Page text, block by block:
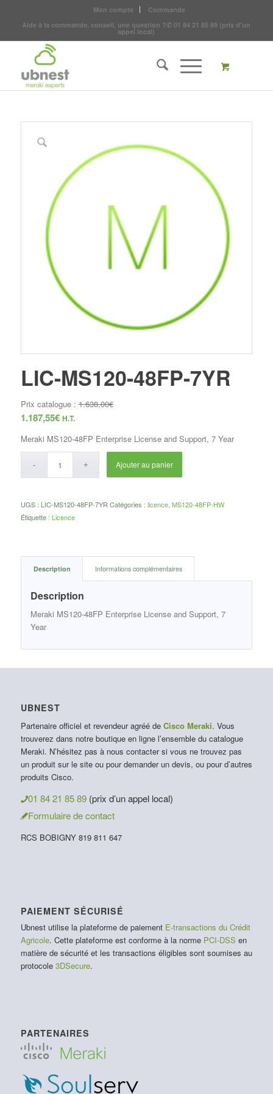
Mon compte
Commande
Aide à la commande, conseil, une question ?✆ 01 84 21 85 89 (prix d'un
appel local)
LIC-MS120-48FP-7YR
Prix catalogue :1.638,00€
1.187,55€ H.T.
Meraki MS120-48FP Enterprise License and Support, 7 Year
Ajouter au panier
UGS : LIC-MS120-48FP-7YR Catégories : licence, MS120-48FP-HW
Étiquette : Licence
Description Informations complémentaires
Description
Meraki MS120-48FP Enterprise License and Support, 7
Year
UBNEST
Partenaire officiel et revendeur agréé de Cisco Meraki. Vous
trouverez dans notre boutique en ligne l’ensemble du catalogue
Meraki. N’hésitez pas à nous contacter si vous ne trouvez pas
un produit sur le site ou pour demander un devis, ou pour d’autres
produits Cisco.
01 84 21 85 89 (prix d’un appel local)
Formulaire de contact
RCS BOBIGNY 819 811 647
PAIEMENT SÉCURISÉ
Ubnest utilise la plateforme de paiement E-transactions du Crédit
Agricole. Cette plateforme est conforme à la norme PCI-DSS en
matière de sécurité et les transactions éligibles sont soumises au
protocole 3DSecure.
PARTENAIRES